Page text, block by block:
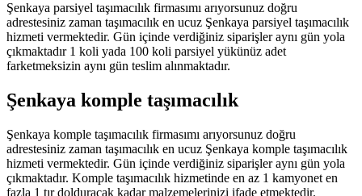
Şenkaya parsiyel taşımacılık firmasımı arıyorsunuz doğru
adrestesiniz zaman taşımacılık en ucuz Şenkaya parsiyel taşımacılık
hizmeti vermektedir. Gün içinde verdiğiniz siparişler aynı gün yola
çıkmaktadır 1 koli yada 100 koli parsiyel yükünüz adet
farketmeksizin aynı gün teslim alınmaktadır.
Şenkaya komple taşımacılık
Şenkaya komple taşımacılık firmasımı arıyorsunuz doğru
adrestesiniz zaman taşımacılık en ucuz Şenkaya komple taşımacılık
hizmeti vermektedir. Gün içinde verdiğiniz siparişler aynı gün yola
çıkmaktadır. Komple taşımacılık hizmetinde en az 1 kamyonet en
fazla 1 tır dolduracak kadar malzemelerinizi ifade etmektedir.